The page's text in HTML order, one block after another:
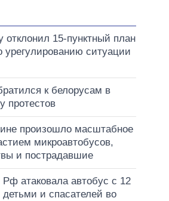
отклонил 15-пунктный план
урегулированию ситуации
к белорусам в
протестов
произошло масштабное
микроавтобусов,
и пострадавшие
Рф атаковала автобус с 12
детьми и спасателей во